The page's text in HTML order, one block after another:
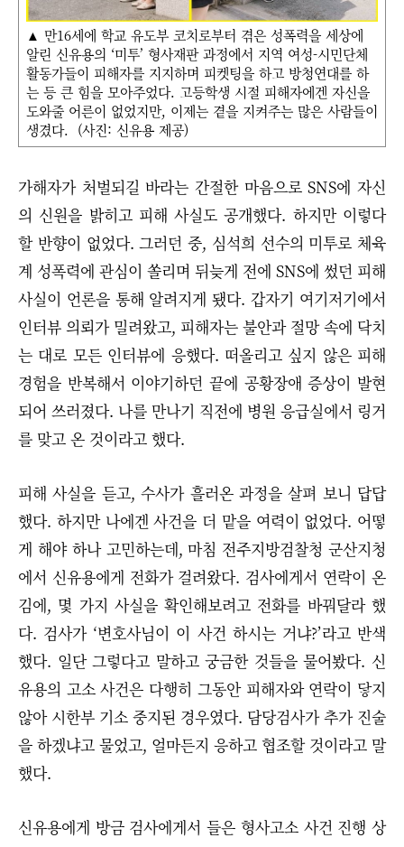
▲ 만16세에 학교 유도부 코치로부터 겪은 성폭력을 세상에
알린 신유용의 ‘미투’ 형사재판 과정에서 지역 여성-시민단체
활동가들이 피해자를 지지하며 피켓팅을 하고 방청연대를 하
는 등 큰 힘을 모아주었다. 고등학생 시절 피해자에겐 자신을
도와줄 어른이 없었지만, 이제는 곁을 지켜주는 많은 사람들이
생겼다. (사진: 신유용 제공)
가해자가 처벌되길 바라는 간절한 마음으로 SNS에 자신
의 신원을 밝히고 피해 사실도 공개했다. 하지만 이렇다
할 반향이 없었다. 그러던 중, 심석희 선수의 미투로 체육
계 성폭력에 관심이 쏠리며 뒤늦게 전에 SNS에 썼던 피해
사실이 언론을 통해 알려지게 됐다. 갑자기 여기저기에서
인터뷰 의뢰가 밀려왔고, 피해자는 불안과 절망 속에 닥치
는 대로 모든 인터뷰에 응했다. 떠올리고 싶지 않은 피해
경험을 반복해서 이야기하던 끝에 공황장애 증상이 발현
되어 쓰러졌다. 나를 만나기 직전에 병원 응급실에서 링거
를 맞고 온 것이라고 했다.
피해 사실을 듣고, 수사가 흘러온 과정을 살펴 보니 답답
했다. 하지만 나에겐 사건을 더 맡을 여력이 없었다. 어떻
게 해야 하나 고민하는데, 마침 전주지방검찰청 군산지청
에서 신유용에게 전화가 걸려왔다. 검사에게서 연락이 온
김에, 몇 가지 사실을 확인해보려고 전화를 바꿔달라 했
다. 검사가 ‘변호사님이 이 사건 하시는 거냐?’라고 반색
했다. 일단 그렇다고 말하고 궁금한 것들을 물어봤다. 신
유용의 고소 사건은 다행히 그동안 피해자와 연락이 닿지
않아 시한부 기소 중지된 경우였다. 담당검사가 추가 진술
을 하겠냐고 물었고, 얼마든지 응하고 협조할 것이라고 말
했다.
신유용에게 방금 검사에게서 들은 형사고소 사건 진행 상